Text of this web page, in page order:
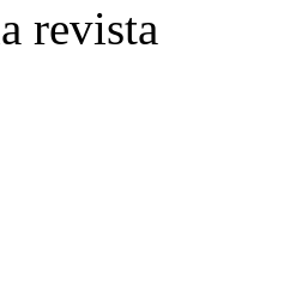
revista